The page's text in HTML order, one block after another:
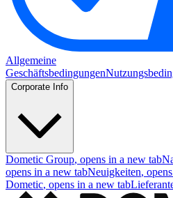
Allgemeine
Geschäftsbedingungen
Corporate Info
Dometic Group, opens in a new tab
opens in a new tabNeuigkeiten,
Dometic, opens in a new tab